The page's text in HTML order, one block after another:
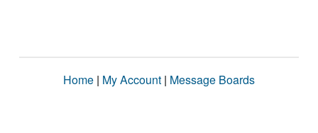
Home | My Account | Message Boards